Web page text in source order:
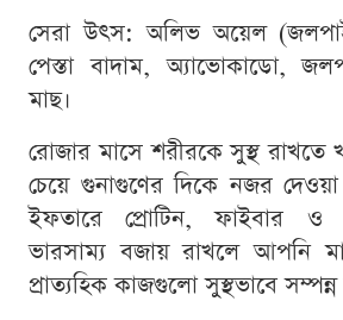
সেরা উৎস: অলিভ অয়েল
পেস্তা বাদাম, অ্যাভোকাডো,
মাছ।
রোজার মাসে শরীরকে সুস্থ রাখতে
চেয়ে গুনাগুণের দিকে নজর
ইফতারে প্রোটিন, ফাইবার ও
ভারসাম্য বজায় রাখলে আপনি
প্রাত্যহিক কাজগুলো সুস্থভাবে